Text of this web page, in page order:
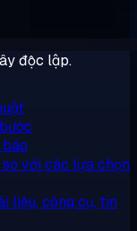
độc lập.
với các lựa chọn
liệu, công cụ, tin